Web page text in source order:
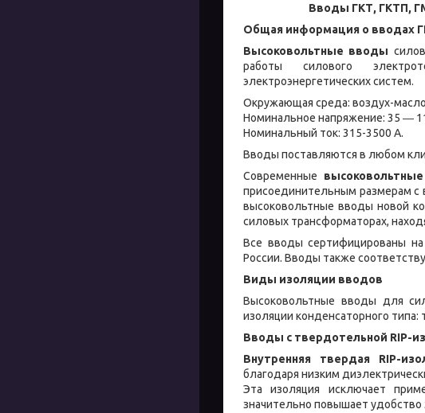
Вводы ГКТ, ГКТП,
Общая информация о вводах
Высоковольтные вводы
работы силового
электроэнергетических систем.
Окружающая среда: воздух-
Номинальное напряжение: 35 ―
Номинальный ток: 315-3500 А.
Вводы поставляются в любом
Современные
присоединительным размерам с
высоковольтные вводы новой
силовых трансформаторах,
Все вводы сертифицированы
России. Вводы также
Виды изоляции вводов
Высоковольтные вводы для
изоляции конденсаторного
Вводы с твердотельной RIP-
Внутренняя твердая RIP-
благодаря низким
Эта изоляция исключает
значительно повышает удобство